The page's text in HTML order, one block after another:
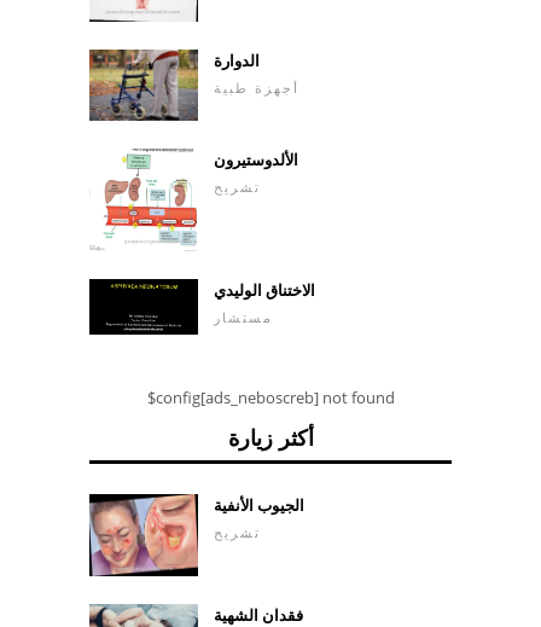
الدوارة
أجهزة طبية
الألدوستيرون
تشريح
الاختناق الوليدي
مستشار
$config[ads_neboscreb] not found
أكثر زيارة
الجيوب الأنفية
تشريح
فقدان الشهية